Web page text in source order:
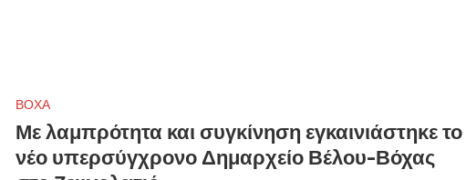
ΒΟΧΑ
Με λαμπρότητα και συγκίνηση εγκαινιάστηκε το
νέο υπερσύγχρονο Δημαρχείο Βέλου-Βόχας